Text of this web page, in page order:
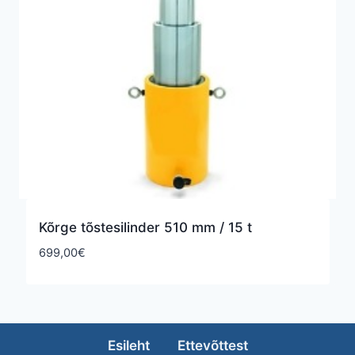
Kõrge tõstesilinder 510 mm / 15 t
699,00€
Esileht Ettevõttest